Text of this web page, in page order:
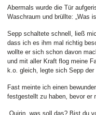
Abermals wurde die Tür
Waschraum und brüllte: „Was
Sepp schaltete schnell, ließ
dass ich es ihm mal richtig
wollte er sich schon davon
und mit aller Kraft flog meine
k.o. gleich, legte sich Sepp
Fast meinte ich einen
festgestellt zu haben, bevor er
„Quirin, was soll das? Bist du